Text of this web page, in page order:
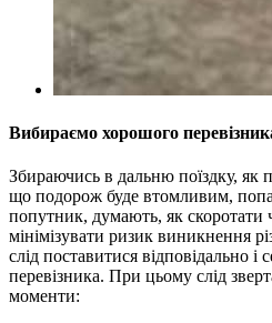
Вибираємо хорошого
Збираючись в дальню поїздку, як
що подорож буде втомливим,
попутник, думають, як скоротати
мінімізувати ризик виникнення
слід поставитися відповідально
перевізника. При цьому слід
моменти: